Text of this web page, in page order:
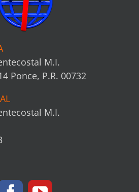
M.I.
Ponce, P.R. 00732
M.I.